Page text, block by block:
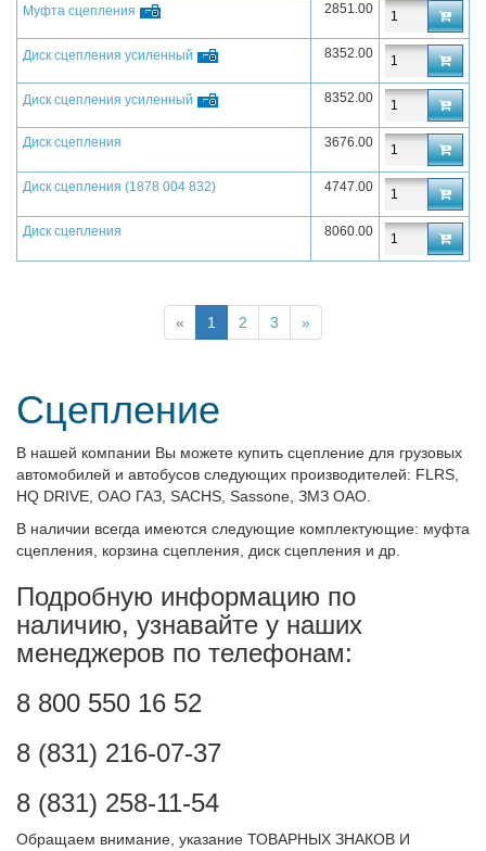
Муфта сцепления 2851.00
Диск сцепления усиленный 8352.00
Диск сцепления усиленный 8352.00
Диск сцепления 3676.00
Диск сцепления (1878 004 832) 4747.00
Диск сцепления 8060.00
« 1 2 3 »
Сцепление
В нашей компании Вы можете купить сцепление для грузовых
автомобилей и автобусов следующих производителей: FLRS,
HQ DRIVE, ОАО ГАЗ, SACHS , Sassone , ЗМЗ ОАО.
В наличии всегда имеются следующие комплектующие: муфта
сцепления, корзина сцепления, диск сцепления и др.
Подробную информацию по
наличию, узнавайте у наших
менеджеров по телефонам:
8 800 550 16 52
8 (831) 216-07-37
8 (831) 258-11-54
Обращаем внимание, указание ТОВАРНЫХ ЗНАКОВ И